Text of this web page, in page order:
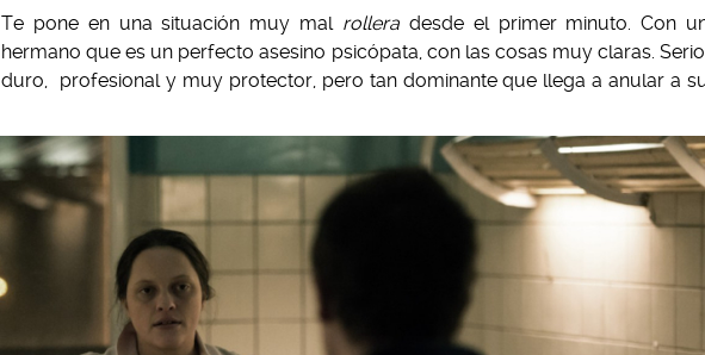
Te pone en una situación muy mal rollera desde el primer minuto. Con
hermano que es un perfecto asesino psicópata, con las cosas muy claras.
duro, profesional y muy protector, pero tan dominante que llega a anular a